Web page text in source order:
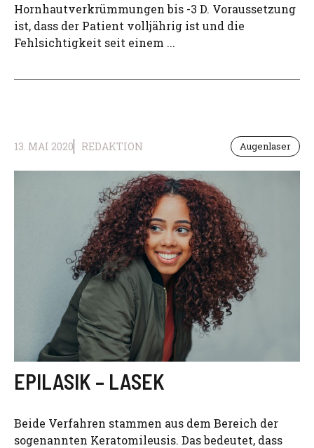
Hornhautverkrümmungen bis -3 D. Voraussetzung
ist, dass der Patient volljährig ist und die
Fehlsichtigkeit seit einem ...
13. MAI 2020 REDAKTION Augenlaser
EPILASIK – LASEK
Beide Verfahren stammen aus dem Bereich der
sogenannten Keratomileusis. Das bedeutet, dass